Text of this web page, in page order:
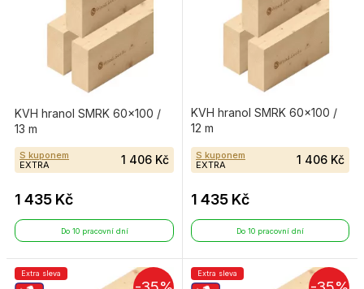
KVH hranol SMRK 60×100 /
13 m
S kuponem
EXTRA
1 406 Kč
1 435 Kč
Do 10 pracovní dní
KVH hranol SMRK 60×100 /
12 m
S kuponem
EXTRA
1 406 Kč
1 435 Kč
Do 10 pracovní dní
Extra sleva Extra sleva